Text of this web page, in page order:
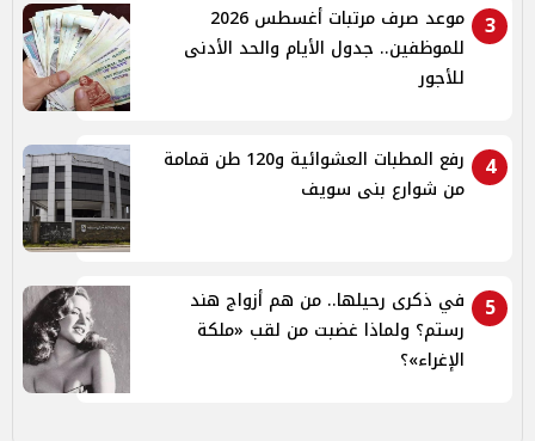
3
موعد صرف مرتبات أغسطس 2026
للموظفين.. جدول الأيام والحد الأدنى
للأجور
4
رفع المطبات العشوائية و120 طن قمامة
من شوارع بنى سويف
5
في ذكرى رحيلها.. من هم أزواج هند
رستم؟ ولماذا غضبت من لقب «ملكة
الإغراء»؟